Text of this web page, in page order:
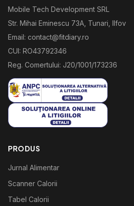
Mobile Tech Development SRL
Str. Mihai Eminescu 73A, Tunari, Ilfov
Email: contact@fitdiary.ro
CUI: RO43792346
Reg. Comertului: J20/1001/173236
PRODUS
Jurnal Alimentar
Scanner Calorii
Tabel Calorii